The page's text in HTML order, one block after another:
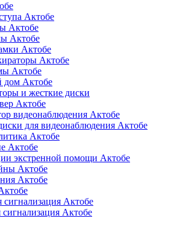
Актобе
Актобе
Актобе
Актобе
Актобе
Актобе
дом Актобе
и жесткие диски
Актобе
видеонаблюдения Актобе
для видеонаблюдения Актобе
Актобе
Актобе
экстренной помощи Актобе
Актобе
Актобе
Актобе
Актобе